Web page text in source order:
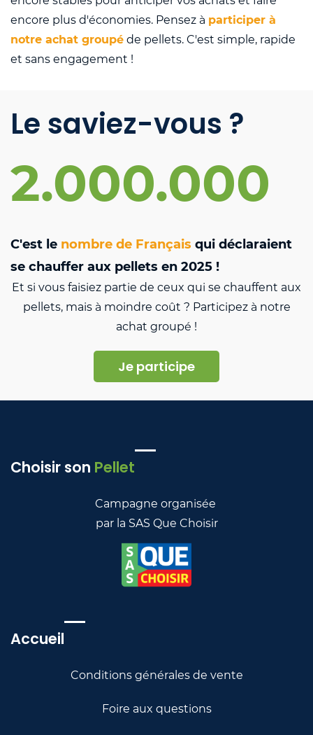
encore plus d'économies. Pensez à participer à
notre achat groupé de pellets. C'est simple, rapide
et sans engagement !
Le saviez-vous ?
2.000.000
C'est le nombre de Français qui déclaraient
se chauffer aux pellets en 2025 !
Et si vous faisiez partie de ceux qui se chauffent aux
pellets, mais à moindre coût ? Participez à notre
achat groupé !
Je participe
Choisir son Pellet
Campagne organisée
par la SAS Que Choisir
Accueil
Conditions générales de vente
Foire aux questions